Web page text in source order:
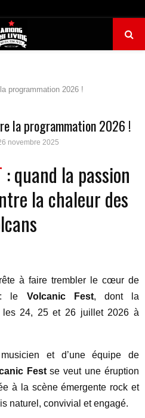
programmation 2026 !
la programmation 2026 !
novembre 2025
: quand la passion
la chaleur des
à faire trembler le cœur de
: le Volcanic Fest, dont la
les 24, 25 et 26 juillet 2026 à
et d’une équipe de
Festse veut une éruption
à la scène émergente rock et
naturel, convivial et engagé.